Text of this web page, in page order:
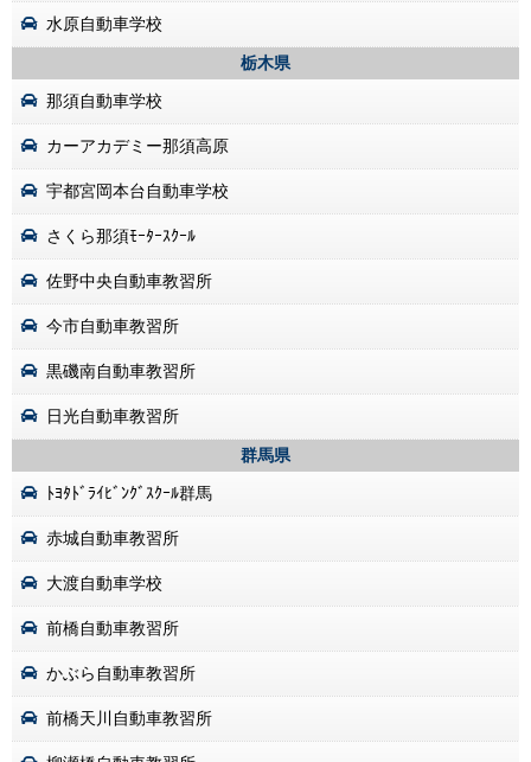
水原自動車学校
栃木県
那須自動車学校
カーアカデミー那須高原
宇都宮岡本台自動車学校
さくら那須ﾓｰﾀｰｽｸｰﾙ
佐野中央自動車教習所
今市自動車教習所
黒磯南自動車教習所
日光自動車教習所
群馬県
ﾄﾖﾀﾄﾞﾗｲﾋﾞﾝｸﾞｽｸｰﾙ群馬
赤城自動車教習所
大渡自動車学校
前橋自動車教習所
かぶら自動車教習所
前橋天川自動車教習所